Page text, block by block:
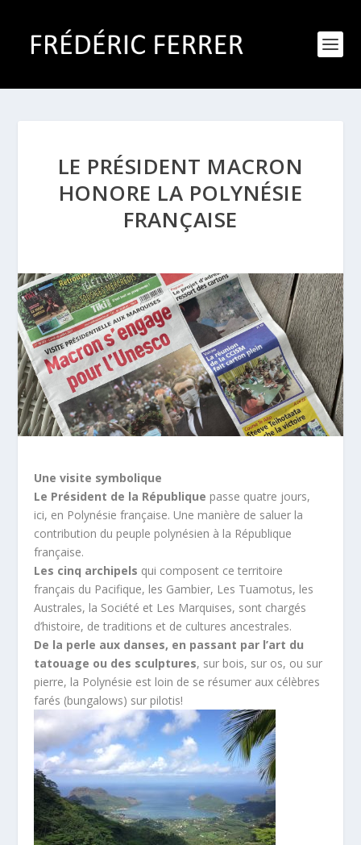
LE PRÉSIDENT MACRON
HONORE LA POLYNÉSIE
FRANÇAISE
Une visite symbolique
Le Président de la République passe quatre jours,
ici, en Polynésie française. Une manière de saluer la
contribution du peuple polynésien à la République
française.
Les cinq archipels qui composent ce territoire
français du Pacifique, les Gambier, Les Tuamotus, les
Australes, la Société et Les Marquises, sont chargés
d’histoire, de traditions et de cultures ancestrales.
De la perle aux danses, en passant par l’art du
tatouage ou des sculptures, sur bois, sur os, ou sur
pierre, la Polynésie est loin de se résumer aux célèbres
farés (bungalows) sur pilotis!